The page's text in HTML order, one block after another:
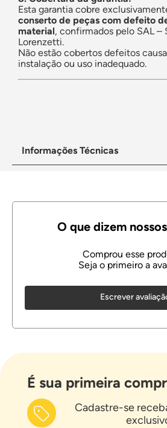
Esta garantia cobre
conserto de peças com defeito
material, confirmados pelo SAL –
Lorenzetti.
Não estão cobertos defeitos
instalação ou uso inadequado.
Informações Técnicas
Escrever
É sua primeira
Cadastre-se